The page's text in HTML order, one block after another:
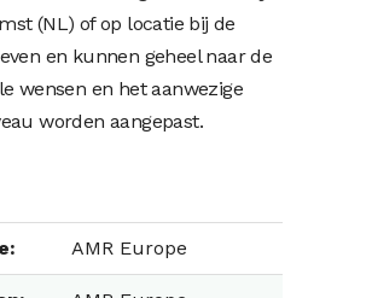
(NL) of op locatie bij de
en kunnen geheel naar de
wensen en het aanwezige
worden aangepast.
AMR Europe